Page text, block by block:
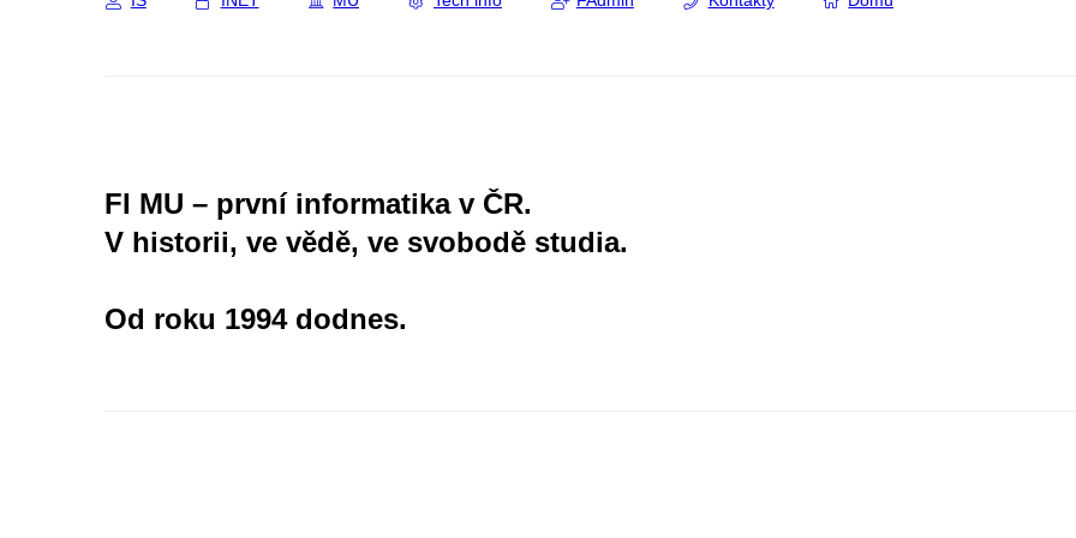
FI MU – první informatika v ČR.
V historii, ve vědě, ve svobodě studia.
Od roku 1994 dodnes.